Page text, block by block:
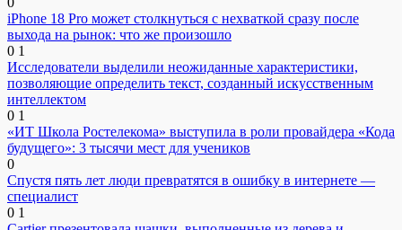
iPhone 18 Pro может столкнуться с нехваткой сразу после
выхода на рынок: что же произошло
0 1
Исследователи выделили неожиданные характеристики,
позволяющие определить текст, созданный искусственным
интеллектом
0 1
«ИТ Школа Ростелекома» выступила в роли провайдера «Кода
будущего»: 3 тысячи мест для учеников
0
Спустя пять лет люди превратятся в ошибку в интернете —
специалист
0 1